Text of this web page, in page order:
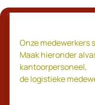
Onze medewerkers
Maak hieronder
kantoorpersoneel,
de logistieke